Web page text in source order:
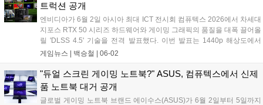
이터에게 끊김 없고 몰입감 넘치는 시각 환경을 제공한다....
트럭션 공개
엔비디아가 6월 2일 아시아 최대 ICT 전시회 컴퓨텍스 2026에서 차세대
지포스 RTX 50 시리즈 하드웨어와 게이밍 그래픽의 품질을 대폭 끌어올
릴 'DLSS 4.5' 기술을 전격 발표했다. 이번 발표는 1440p 해상도에서
100 FPS 이상의 AAA 게임 플레이를 지원하는 신규 슈퍼칩 'RTX 스파
플레이 환경을 혁신할 고성능 생태계 구축에 초점이 맞춰졌다. 특히 고
도화된 레이 트레이싱 기술과 신작 게임 11종의 추가 지원 계획이 공개
되면서 한층 더 몰입감 넘치는 게임 그래픽 환경이 조성될 전망이다....
게임뉴스 | 백승철 | 06-02
"듀얼 스크린 게이밍 노트북?" ASUS, 컴퓨텍스에서 신제
품 노트북 대거 공개
글로벌 게이밍 노트북 브랜드 에이수스(ASUS)가 6월 2일부터 5일까지